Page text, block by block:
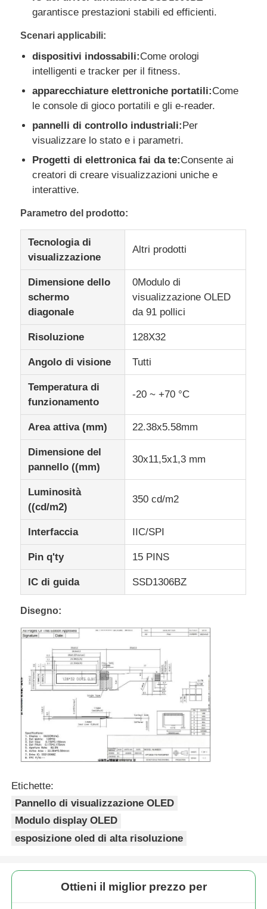
IPS di esposizione dell'affissione a cristalli liquidi
Touch screen TFT LCD
monitor LCD portatile
Modulo display OLED
schermo LCD circolare
Pannello LCD del touch screen
Display LCD UART
Display E-Paper
schermo LCD monocromo
Modulo LCD del DENTE
Esposizione LCD di STN
Modulo su ordinazione dell'esposizione dell'affissione
garantisce prestazioni stabili ed efficienti.
Scenari applicabili:
dispositivi indossabili:Come orologi
intelligenti e tracker per il fitness.
apparecchiature elettroniche portatili:Come
le console di gioco portatili e gli e-reader.
pannelli di controllo industriali:Per
visualizzare lo stato e i parametri.
Progetti di elettronica fai da te:Consente ai
creatori di creare visualizzazioni uniche e
interattive.
Parametro del prodotto:
Tecnologia di
visualizzazione
Altri prodotti
Dimensione dello
schermo
diagonale
0Modulo di
visualizzazione OLED
da 91 pollici
Risoluzione 128X32
Angolo di visione Tutti
Temperatura di
funzionamento
-20 ~ +70 °C
Area attiva (mm) 22.38x5.58mm
Dimensione del
pannello ((mm)
30x11,5x1,3 mm
Luminosità
((cd/m2)
350 cd/m2
Interfaccia IIC/SPI
Pin q'ty 15 PINS
IC di guida SSD1306BZ
Disegno:
Etichette:
Pannello di visualizzazione OLED
Modulo display OLED
esposizione oled di alta risoluzione
Ottieni il miglior prezzo per